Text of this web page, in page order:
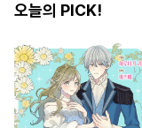
오늘의 PICK!